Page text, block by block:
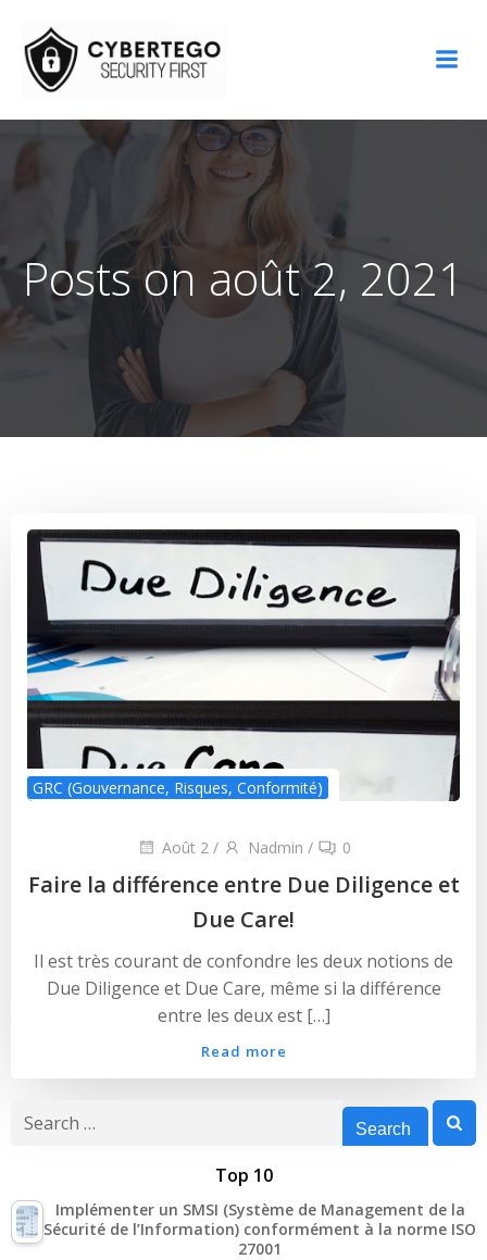
Posts on août 2, 2021
GRC (Gouvernance, Risques, Conformité)
Août 2 / Nadmin / 0
Faire la différence entre Due Diligence et
Due Care!
Il est très courant de confondre les deux notions de
Due Diligence et Due Care, même si la différence
entre les deux est […]
Read more
Search
Top 10
Implémenter un SMSI (Système de Management de la
Sécurité de l’Information) conformément à la norme ISO
27001